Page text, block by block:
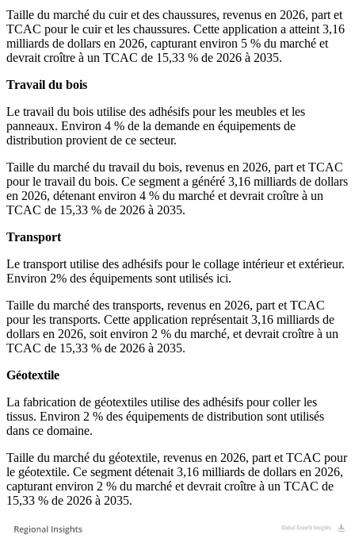
Taille du marché du cuir et des chaussures, revenus en 2026, part et
TCAC pour le cuir et les chaussures. Cette application a atteint 3,16
milliards de dollars en 2026, capturant environ 5 % du marché et
devrait croître à un TCAC de 15,33 % de 2026 à 2035.
Travail du bois
Le travail du bois utilise des adhésifs pour les meubles et les
panneaux. Environ 4 % de la demande en équipements de
distribution provient de ce secteur.
Taille du marché du travail du bois, revenus en 2026, part et TCAC
pour le travail du bois. Ce segment a généré 3,16 milliards de dollars
en 2026, détenant environ 4 % du marché et devrait croître à un
TCAC de 15,33 % de 2026 à 2035.
Transport
Le transport utilise des adhésifs pour le collage intérieur et extérieur.
Environ 2% des équipements sont utilisés ici.
Taille du marché des transports, revenus en 2026, part et TCAC
pour les transports. Cette application représentait 3,16 milliards de
dollars en 2026, soit environ 2 % du marché, et devrait croître à un
TCAC de 15,33 % de 2026 à 2035.
Géotextile
La fabrication de géotextiles utilise des adhésifs pour coller les
tissus. Environ 2 % des équipements de distribution sont utilisés
dans ce domaine.
Taille du marché du géotextile, revenus en 2026, part et TCAC pour
le géotextile. Ce segment détenait 3,16 milliards de dollars en 2026,
capturant environ 2 % du marché et devrait croître à un TCAC de
15,33 % de 2026 à 2035.